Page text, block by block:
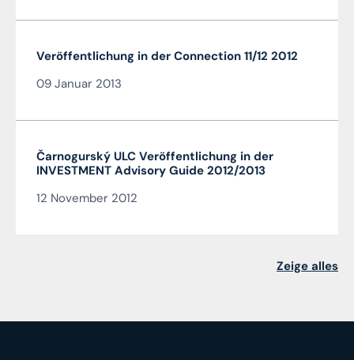
Veröffentlichung in der Connection 11/12 2012
09 Januar 2013
Čarnogurský ULC Veröffentlichung in der
INVESTMENT Advisory Guide 2012/2013
12 November 2012
Zeige alles